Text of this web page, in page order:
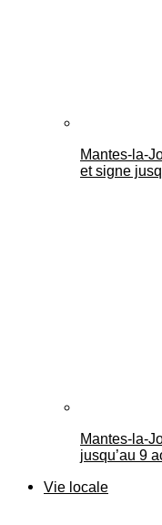
Mantes-la-
et signe
Mantes-la-
jusqu’au 9
Vie locale